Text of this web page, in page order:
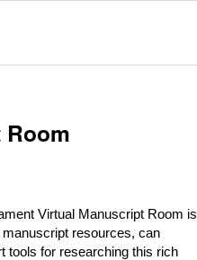
Virtual Manuscript Room is
resources, can
tools for researching this rich